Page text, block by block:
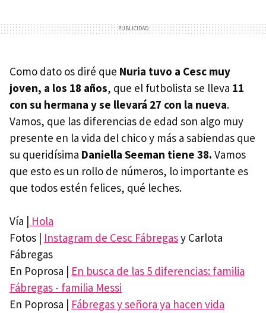
Como dato os diré que Nuria tuvo a Cesc muy
joven, a los 18 años, que el futbolista se lleva 11
con su hermana y se llevará 27 con la nueva.
Vamos, que las diferencias de edad son algo muy
presente en la vida del chico y más a sabiendas que
su queridísima Daniella Seeman tiene 38. Vamos
que esto es un rollo de números, lo importante es
que todos estén felices, qué leches.
Vía | Hola
Fotos | Instagram de Cesc Fábregasy Carlota
Fábregas
En Poprosa | En busca de las 5 diferencias: familia
Fábregas - familia Messi
En Poprosa | Fábregas y señora ya hacen vida